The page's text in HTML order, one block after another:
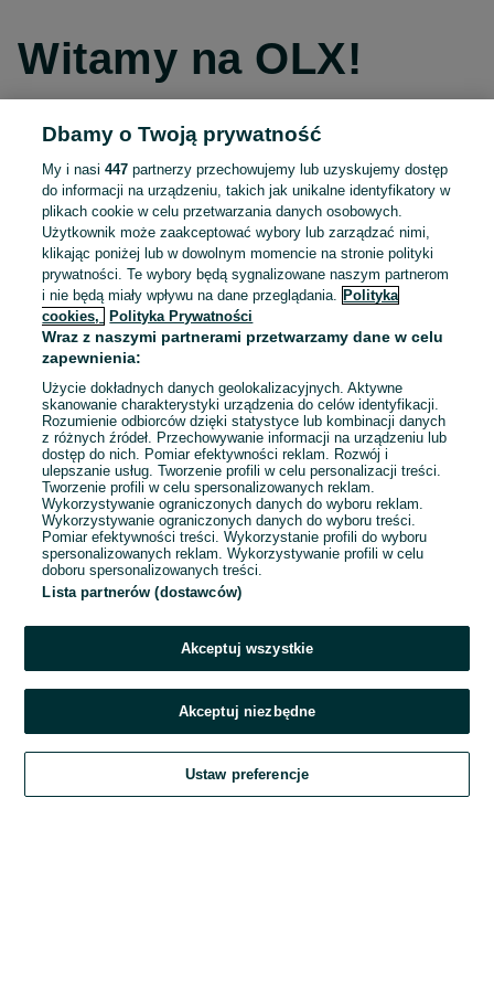
Witamy na OLX!
Kontynuuj przez Facebooka
Kontynuuj przez konto Apple
Kontynuuj przez konto Google
LUB
E-mail
Hasło
Zaloguj się
Kontynuując za pośrednictwem jednego z dostawców wskazanych powyżej,
OLX.pl w jego aktualnym brzmieniu.
Dbamy o Twoją prywatność
My i nasi447 partnerzy przechowujemy lub uzyskujemy dostęp
do informacji na urządzeniu, takich jak unikalne identyfikatory w
plikach cookie w celu przetwarzania danych osobowych.
Użytkownik może zaakceptować wybory lub zarządzać nimi,
klikając poniżej lub w dowolnym momencie na stronie polityki
prywatności. Te wybory będą sygnalizowane naszym partnerom
i nie będą miały wpływu na dane przeglądania.
Polityka
cookies,
Polityka Prywatności
Wraz z naszymi partnerami przetwarzamy dane w celu
zapewnienia:
Użycie dokładnych danych geolokalizacyjnych. Aktywne
skanowanie charakterystyki urządzenia do celów identyfikacji.
Rozumienie odbiorców dzięki statystyce lub kombinacji danych
z różnych źródeł. Przechowywanie informacji na urządzeniu lub
dostęp do nich. Pomiar efektywności reklam. Rozwój i
ulepszanie usług. Tworzenie profili w celu personalizacji treści.
Tworzenie profili w celu spersonalizowanych reklam.
Wykorzystywanie ograniczonych danych do wyboru reklam.
Wykorzystywanie ograniczonych danych do wyboru treści.
Pomiar efektywności treści. Wykorzystanie profili do wyboru
spersonalizowanych reklam. Wykorzystywanie profili w celu
doboru spersonalizowanych treści.
Lista partnerów (dostawców)
Akceptuj wszystkie
Akceptuj niezbędne
Ustaw preferencje